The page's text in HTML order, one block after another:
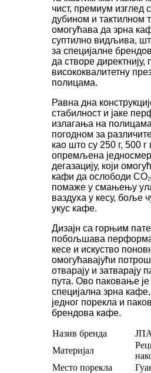
чист, премиум изглед
дубином и тактилном
омогућава да зрна
суптилно видљива,
за специјалне
да створе
висококвалитетну
полицама.
Равна дна
стабилност и јаке
излагања на
погодном за
као што су 250 г, 500 г
опремљена
дегазацију, који
кафи да ослободи
помаже у смањењу
ваздуха у кесу, боље
укус кафе.
Дизајн са горњим
побољшава
кесе и искуство
омогућавајући
отварају и затварају
пута. Ово паковање
специјална зрна
једног порекла и
брендова кафе.
Назив бренда
Материјал
Место порекла